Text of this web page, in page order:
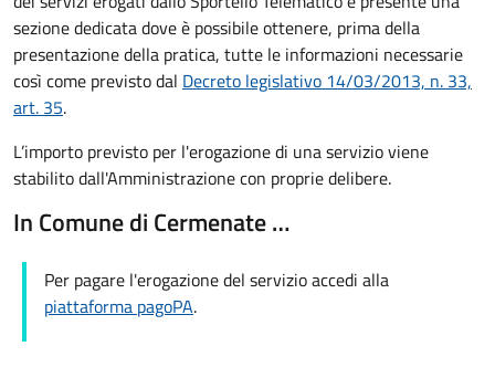
sezione dedicata dove è possibile ottenere, prima della
presentazione della pratica, tutte le informazioni necessarie
così come previsto dal Decreto legislativo 14/03/2013, n. 33,
art. 35.
L’importo previsto per l'erogazione di una servizio viene
stabilito dall'Amministrazione con proprie delibere.
In Comune di Cermenate …
Per pagare l'erogazione del servizio accedi alla
piattaforma pagoPA.